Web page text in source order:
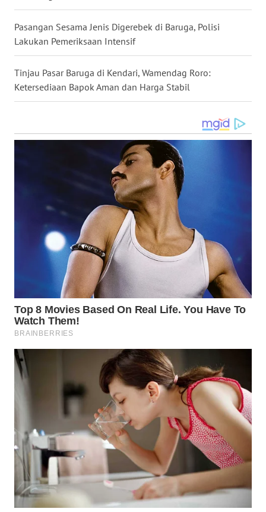
Pasangan Sesama Jenis Digerebek di Baruga, Polisi
Lakukan Pemeriksaan Intensif
Tinjau Pasar Baruga di Kendari, Wamendag Roro:
Ketersediaan Bapok Aman dan Harga Stabil
WN
MALUKU
WN
MALUT
WN
TAPANULI
SELATAN
TANJUNG
KARO
WN
SIMALUNGUN
WN